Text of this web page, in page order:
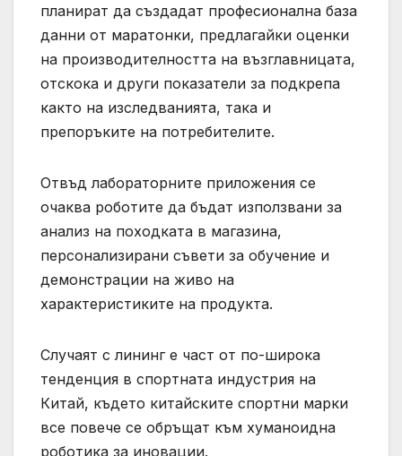
планират да създадат професионална база
данни от маратонки, предлагайки оценки
на производителността на възглавницата,
отскока и други показатели за подкрепа
както на изследванията, така и
препоръките на потребителите.
Отвъд лабораторните приложения се
очаква роботите да бъдат използвани за
анализ на походката в магазина,
персонализирани съвети за обучение и
демонстрации на живо на
характеристиките на продукта.
Случаят с лининг е част от по-широка
тенденция в спортната индустрия на
Китай, където китайските спортни марки
все повече се обръщат към хуманоидна
роботика за иновации.